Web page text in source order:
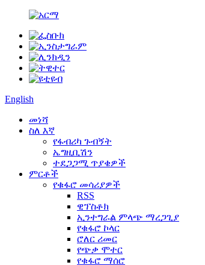
English
መነሻ
ስለ እኛ
የፋብሪካ ጉብኝት
ኤግዚቢሽን
ተደጋጋሚ ጥያቄዎች
ምርቶች
የቁፋሮ መሳሪያዎች
RSS
ዊፕስቶክ
ኢንተግራል ምላጭ ማረጋጊያ
የቁፋሮ ኮላር
ሮለር ሪመር
የጭቃ ሞተር
የቁፋሮ ማሰሮ